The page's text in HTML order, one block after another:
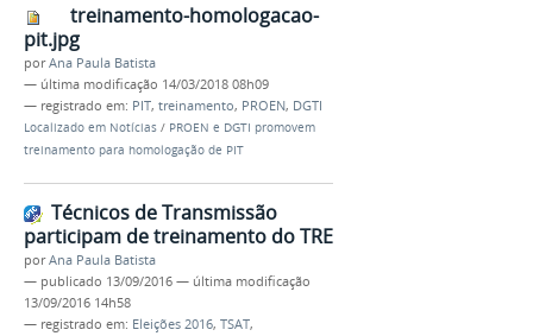
treinamento-homologacao-
pit.jpg
porAna Paula Batista
— última modificação 14/03/2018 08h09
— registrado em: PIT, treinamento, PROEN, DGTI
Localizado em Notícias / PROEN e DGTI promovem
treinamento para homologação de PIT
Técnicos de Transmissão
participam de treinamento do TRE
porAna Paula Batista
— publicado 13/09/2016 — última modificação
13/09/2016 14h58
— registrado em: Eleições 2016, TSAT,